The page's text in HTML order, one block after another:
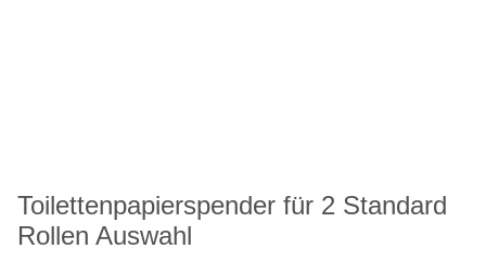
Toilettenpapierspender für 2 Standard
Rollen Auswahl